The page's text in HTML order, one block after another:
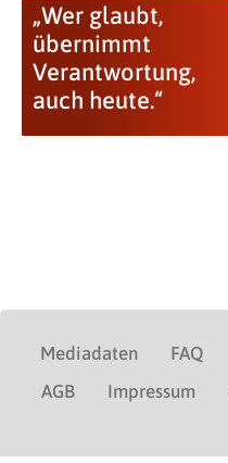
„Wer glaubt,
übernimmt
Verantwortung,
auch heute.“
Mediadaten FAQ
AGB
Impressum